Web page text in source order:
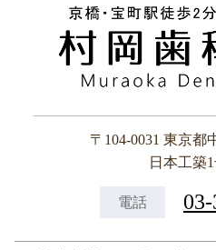
〒104-0031 東京都
日本工築
電話